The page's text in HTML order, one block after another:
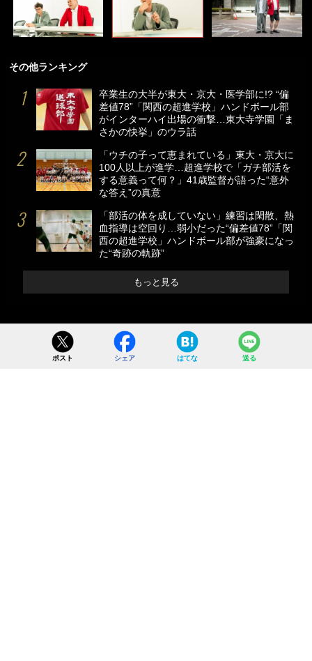
その他ランキング
卒業生の大半が東大・京大・医学部に!? “偏
差値78”「関西の超進学校」ハンドボール部
がインターハイ出場の衝撃…東大寺学園「ま
さかの快挙」のウラ話
「ウチの子って恵まれている」東大・京大に
100人以上が進学…超進学校で「ガチ部活を
する意義って何？」41歳監督が語った“意外
な答え”の真意
「部活の体を成していない」練習は閑散、熱
血指導は空回り…弱小だった“偏差値78”「関
西の超進学校」ハンドボール部が強豪になっ
た“奇跡の軌跡”
もっと見る
ポスト シェア はてな 送る